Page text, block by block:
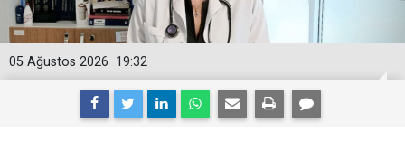
19:32
05 Ağustos 2026